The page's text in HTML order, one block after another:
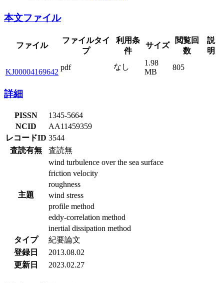
本文ファイル
ファイル
ファイルタイ
プ
利用条
件
サイズ
閲覧回
数
説
明
KJ00004169642
pdf なし
1.98
MB
805
詳細
PISSN
1345-5664
NCID
AA11459359
レコードID 3544
査読有無
査読無
主題
wind turbulence over the sea surface
friction velocity
roughness
wind stress
profile method
eddy-correlation method
inertial dissipation method
タイプ
紀要論文
登録日
2013.08.02
更新日
2023.02.27